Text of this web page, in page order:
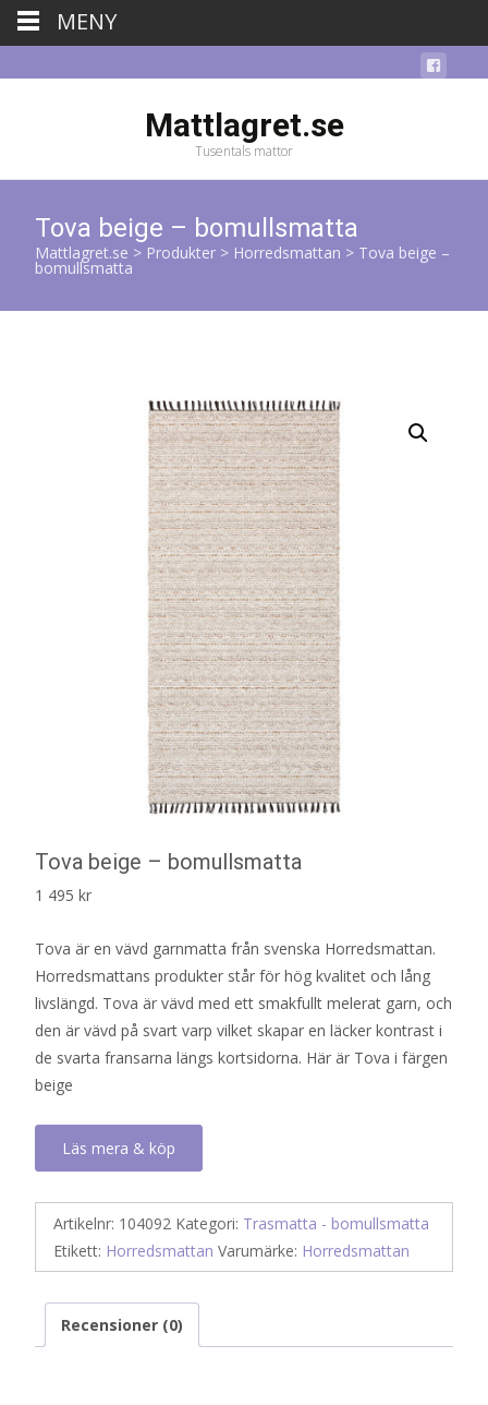
Mattlagret.se
Tusentals mattor
Tova beige – bomullsmatta
Mattlagret.se > Produkter > Horredsmattan > Tova beige –
bomullsmatta
Tova beige – bomullsmatta
1 495 kr
Tova är en vävd garnmatta från svenska Horredsmattan.
Horredsmattans produkter står för hög kvalitet och lång
livslängd. Tova är vävd med ett smakfullt melerat garn, och
den är vävd på svart varp vilket skapar en läcker kontrast i
de svarta fransarna längs kortsidorna. Här är Tova i färgen
beige
Läs mera & köp
Artikelnr: 104092 Kategori: Trasmatta - bomullsmatta
Etikett: Horredsmattan Varumärke: Horredsmattan
Recensioner (0)
MENY